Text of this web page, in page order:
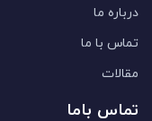
درباره ما
تماس با ما
مقالات
تماس باما